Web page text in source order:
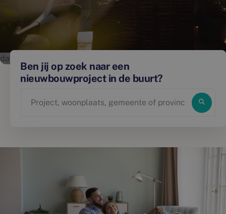
data-editable="" />
Ben jij op zoek naar een
nieuwbouwproject in de buurt?